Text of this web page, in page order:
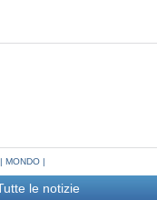
| MONDO |
le notizie